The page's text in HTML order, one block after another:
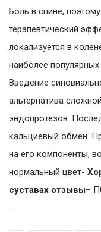
Боль в спине,
терапевтический
локализуется в
наиболее
Введение
альтернатива
эндопротезов.
кальциевый обмен.
на его компоненты,
нормальный цвет-
суставах отзывы–
.